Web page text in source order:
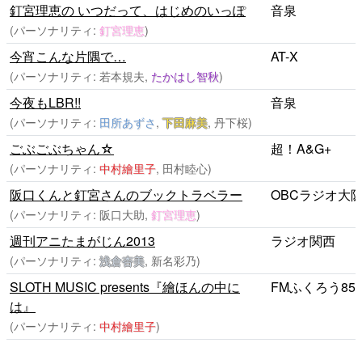
釘宮理恵の いつだって、はじめのいっぽ
(パーソナリティ: 釘宮理恵)
音泉
今宵こんな片隅で…
(パーソナリティ: 若本規夫, たかはし智秋)
AT-X
今夜もLBR!!
(パーソナリティ: 田所あずさ,下田麻美, 丹下桜)
音泉
ごぶごぶちゃん☆
(パーソナリティ: 中村繪里子, 田村睦心)
超！A&G+
阪口くんと釘宮さんのブックトラベラー
(パーソナリティ: 阪口大助, 釘宮理恵)
OBCラジオ大
週刊アニたまがじん2013
(パーソナリティ:浅倉杏美, 新名彩乃)
ラジオ関西
SLOTH MUSIC presents『繪ほんの中に
は』
(パーソナリティ: 中村繪里子)
FMふくろう